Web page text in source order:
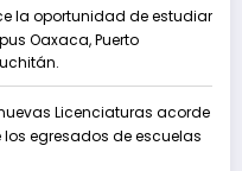
la oportunidad de estudiar
Oaxaca, Puerto
Licenciaturas acorde
egresados de escuelas